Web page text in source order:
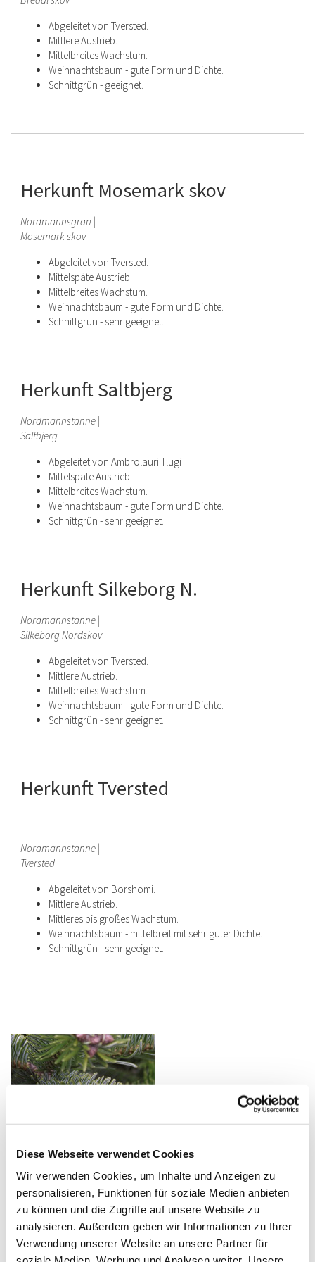
Diese Webseite verwendet Cookies
Wir verwenden Cookies, um Inhalte und Anzeigen zu
personalisieren, Funktionen für soziale Medien anbieten
zu können und die Zugriffe auf unsere Website zu
analysieren. Außerdem geben wir Informationen zu Ihrer
Verwendung unserer Website an unsere Partner für
Abgeleitet von Tversted.
Mittlere Austrieb.
Mittelbreites Wachstum.
Weihnachtsbaum - gute Form und Dichte.
Schnittgrün - geeignet.
Herkunft Mosemark skov
Nordmannsgran |
Mosemark skov
Abgeleitet von Tversted.
Mittelspäte Austrieb.
Mittelbreites Wachstum.
Weihnachtsbaum - gute Form und Dichte.
Schnittgrün - sehr geeignet.
Herkunft Saltbjerg
Nordmannstanne |
Saltbjerg
Abgeleitet von Ambrolauri Tlugi
Mittelspäte Austrieb.
Mittelbreites Wachstum.
Weihnachtsbaum - gute Form und Dichte.
Schnittgrün - sehr geeignet.
Herkunft Silkeborg N.
Nordmannstanne |
Silkeborg Nordskov
Abgeleitet von Tversted.
Mittlere Austrieb.
Mittelbreites Wachstum.
Weihnachtsbaum - gute Form und Dichte.
Schnittgrün - sehr geeignet.
Herkunft Tversted
Nordmannstanne |
Tversted
Abgeleitet von Borshomi.
Mittlere Austrieb.
Mittleres bis großes Wachstum.
Weihnachtsbaum - mittelbreit mit sehr guter Dichte.
Schnittgrün - sehr geeignet.
Abies bornmuelleriana
Abies bornmuelleriana
Bornmuelleriana